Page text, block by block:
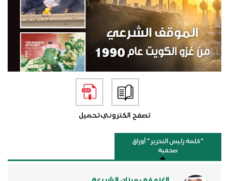
تصفح الكترونيتحميل
"كلمة رئيس التحرير " أوراق
صحفية